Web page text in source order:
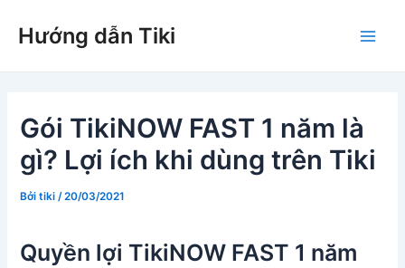
Hướng dẫn Tiki
Gói TikiNOW FAST 1 năm là
gì? Lợi ích khi dùng trên Tiki
Bởitiki /20/03/2021
Quyền lợi TikiNOW FAST 1 năm